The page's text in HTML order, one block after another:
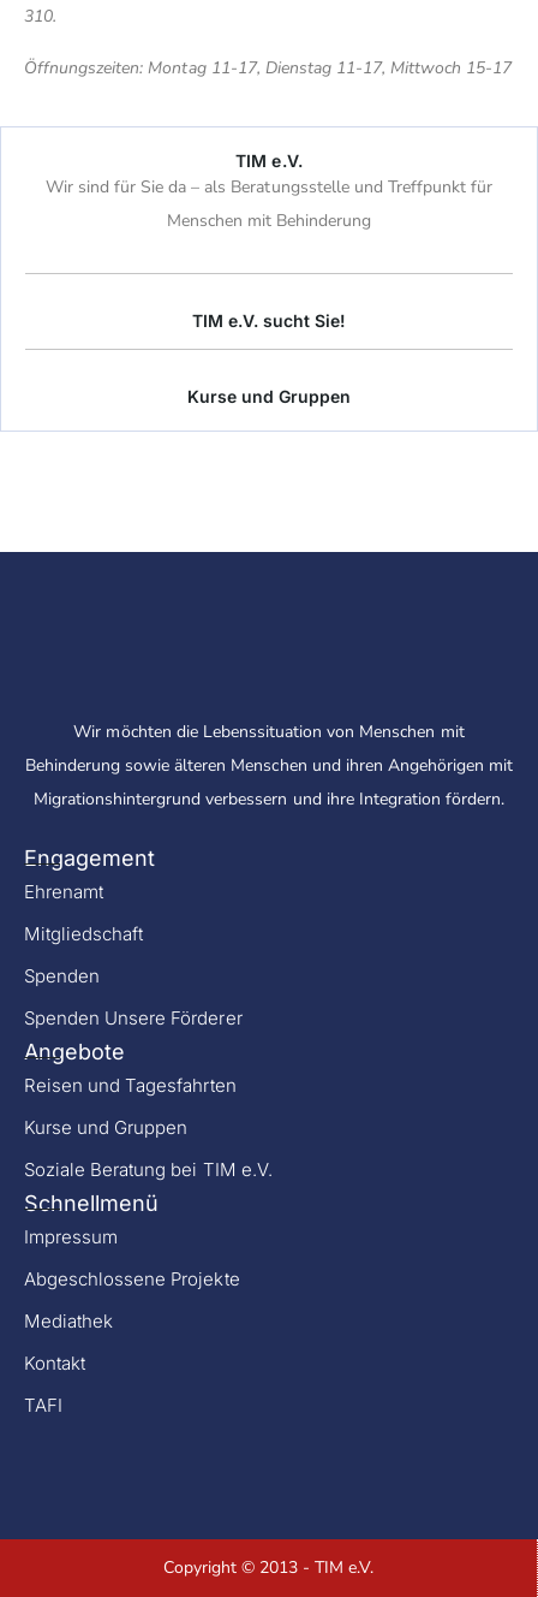
310.
Öffnungszeiten: Montag 11-17, Dienstag 11-17, Mittwoch 15-17
TIM e.V.
Wir sind für Sie da – als Beratungsstelle und Treffpunkt für
Menschen mit Behinderung
TIM e.V. sucht Sie!
Kurse und Gruppen
Wir möchten die Lebenssituation von Menschen mit
Behinderung sowie älteren Menschen und ihren Angehörigen mit
Migrationshintergrund verbessern und ihre Integration fördern.
Engagement
Ehrenamt
Mitgliedschaft
Spenden
Spenden Unsere Förderer
Angebote
Reisen und Tagesfahrten
Kurse und Gruppen
Soziale Beratung bei TIM e.V.
Schnellmenü
Impressum
Abgeschlossene Projekte
Mediathek
Kontakt
TAFI
Copyright © 2013 - TIM e.V.